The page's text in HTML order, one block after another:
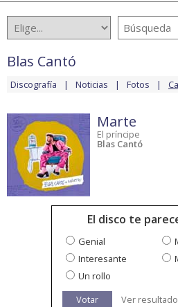
Blas Cantó
Discografía Noticias Fotos
Marte
El príncipe
Blas Cantó
El disco te
Genial
Interesante
Un rollo
Votar
Ver